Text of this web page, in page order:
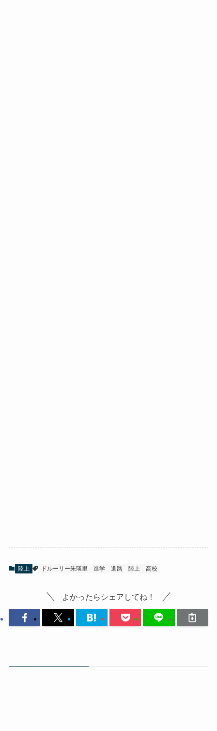
陸上 ドルーリー朱瑛里 進学 進路 陸上 高校
よかったらシェアしてね！